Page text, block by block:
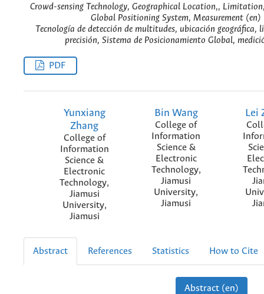
Crowd-sensing Technology, Geographical Location,,
Global Positioning System, Measurement (en)
Tecnología de detección de multitudes, ubicación
precisión, Sistema de Posicionamiento Global,
PDF
Yunxiang
Zhang
College of
Information
Science &
Electronic
Technology,
Jiamusi
University,
Jiamusi
Bin Wang
College of
Information
Science &
Electronic
Technology,
Jiamusi
University,
Jiamusi
Lei
Abstract References Statistics How to Cite
Abstract (en)